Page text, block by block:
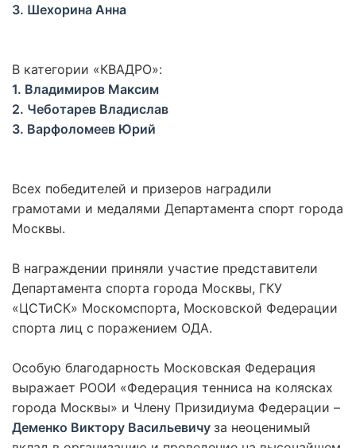
3. Шехорина Анна
В категории «КВАДРО»:
1. Владимиров Максим
2. Чеботарев Владислав
3. Варфоломеев Юрий
Всех победителей и призеров наградили
грамотами и медалями Департамента спорт города
Москвы.
В награждении приняли участие представители
Департамента спорта города Москвы, ГКУ
«ЦСТиСК» Москомспорта, Московской Федерации
спорта лиц с поражением ОДА.
Особую благодарность Московская Федерация
выражает РООИ «Федерация тенниса на колясках
города Москвы» и Члену Призидиума Федерации –
Деменко Виктору Васильевичу за неоценимый